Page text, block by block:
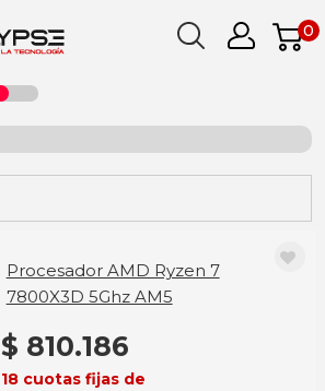
0
Procesador AMD Ryzen 7
7800X3D 5Ghz AM5
$ 810.186
18 cuotas fijas de